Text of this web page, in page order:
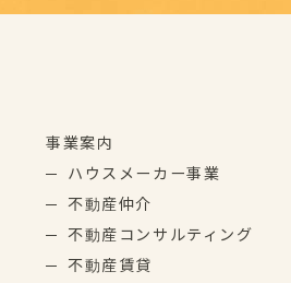
事業案内
ハウスメーカー事業
不動産仲介
不動産コンサルティング
不動産賃貸